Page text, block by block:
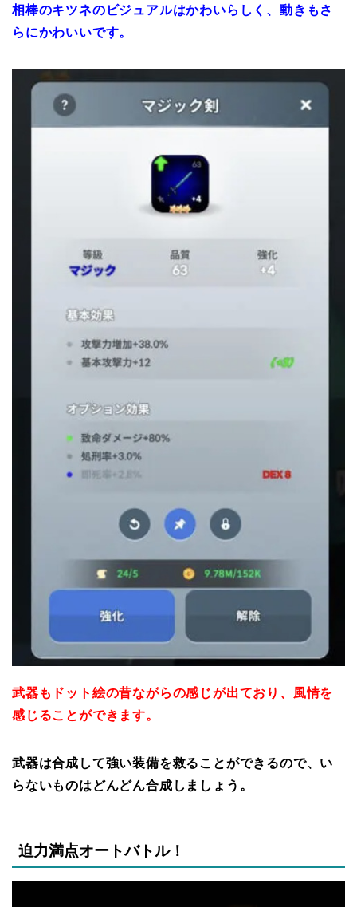
相棒のキツネのビジュアルはかわいらしく、動きもさ
らにかわいいです。
武器もドット絵の昔ながらの感じが出ており、風情を
感じることができます。
武器は合成して強い装備を救ることができるので、い
らないものはどんどん合成しましょう。
迫力満点オートバトル！